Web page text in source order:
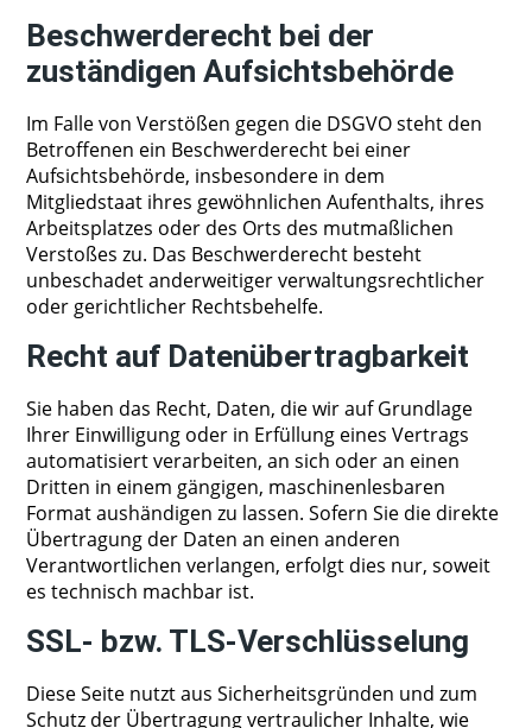
Beschwerderecht bei der
zuständigen Aufsichtsbehörde
Im Falle von Verstößen gegen die DSGVO steht den
Betroffenen ein Beschwerderecht bei einer
Aufsichtsbehörde, insbesondere in dem
Mitgliedstaat ihres gewöhnlichen Aufenthalts, ihres
Arbeitsplatzes oder des Orts des mutmaßlichen
Verstoßes zu. Das Beschwerderecht besteht
unbeschadet anderweitiger verwaltungsrechtlicher
oder gerichtlicher Rechtsbehelfe.
Recht auf Datenübertragbarkeit
Sie haben das Recht, Daten, die wir auf Grundlage
Ihrer Einwilligung oder in Erfüllung eines Vertrags
automatisiert verarbeiten, an sich oder an einen
Dritten in einem gängigen, maschinenlesbaren
Format aushändigen zu lassen. Sofern Sie die direkte
Übertragung der Daten an einen anderen
Verantwortlichen verlangen, erfolgt dies nur, soweit
es technisch machbar ist.
SSL- bzw. TLS-Verschlüsselung
Diese Seite nutzt aus Sicherheitsgründen und zum
Schutz der Übertragung vertraulicher Inhalte, wie